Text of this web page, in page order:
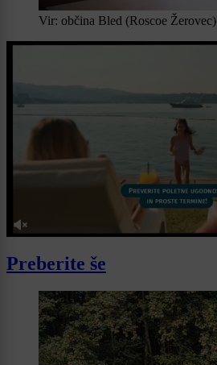
Vir: občina Bled (Roscoe Žerovec)
Preberite še